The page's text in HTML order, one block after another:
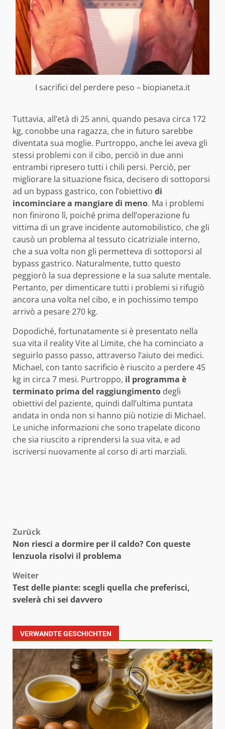
I sacrifici del perdere peso – biopianeta.it
Tuttavia, all’età di 25 anni, quando pesava circa 172
kg, conobbe una ragazza, che in futuro sarebbe
diventata sua moglie. Purtroppo, anche lei aveva gli
stessi problemi con il cibo, perciò in due anni
entrambi ripresero tutti i chili persi. Perciò, per
migliorare la situazione fisica, decisero di sottoporsi
ad un bypass gastrico, con l’obiettivo di
incominciare a mangiare di meno. Ma i problemi
non finirono lì, poiché prima dell’operazione fu
vittima di un grave incidente automobilistico, che gli
causò un problema al tessuto cicatriziale interno,
che a sua volta non gli permetteva di sottoporsi al
bypass gastrico. Naturalmente, tutto questo
peggiorò la sua depressione e la sua salute mentale.
Pertanto, per dimenticare tutti i problemi si rifugiò
ancora una volta nel cibo, e in pochissimo tempo
arrivò a pesare 270 kg.
Dopodiché, fortunatamente si è presentato nella
sua vita il reality Vite al Limite, che ha cominciato a
seguirlo passo passo, attraverso l’aiuto dei medici.
Michael, con tanto sacrificio è riuscito a perdere 45
kg in circa 7 mesi. Purtroppo, il programma è
terminato prima del raggiungimento degli
obiettivi del paziente, quindi dall’ultima puntata
andata in onda non si hanno più notizie di Michael.
Le uniche informazioni che sono trapelate dicono
che sia riuscito a riprendersi la sua vita, e ad
iscriversi nuovamente al corso di arti marziali.
Beitragsnavigation
Zurück
Non riesci a dormire per il caldo? Con queste
lenzuola risolvi il problema
Weiter
Test delle piante: scegli quella che preferisci,
svelerà chi sei davvero
VERWANDTE GESCHICHTEN